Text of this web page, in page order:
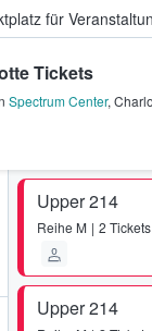
für
Tickets
Tickets
Spectrum Center,
Upper 214
Reihe M 2 Tickets
Upper 214